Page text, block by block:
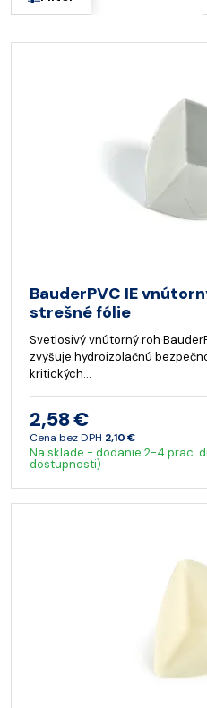
BauderPVC IE
strešné fólie
Svetlosivý vnútorný roh
zvyšuje hydroizolačnú
kritických…
2,58 €
Cena bez DPH 2,10 €
Na sklade - dodanie 2-4 prac.
dostupnosti)